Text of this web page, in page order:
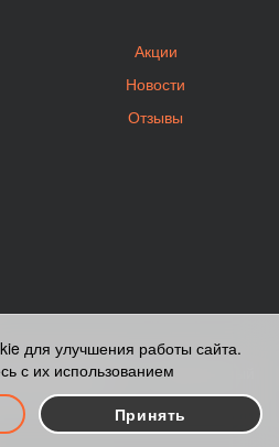
Акции
Новости
Отзывы
2KOM.ru - Официальный
2КОМ.
для улучшения работы сайта.
с их использованием
Принять